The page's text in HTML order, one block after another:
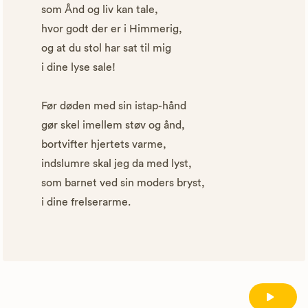
som Ånd og liv kan tale,
hvor godt der er i Himmerig,
og at du stol har sat til mig
i dine lyse sale!
Før døden med sin istap-hånd
gør skel imellem støv og ånd,
bortvifter hjertets varme,
indslumre skal jeg da med lyst,
som barnet ved sin moders bryst,
i dine frelserarme.